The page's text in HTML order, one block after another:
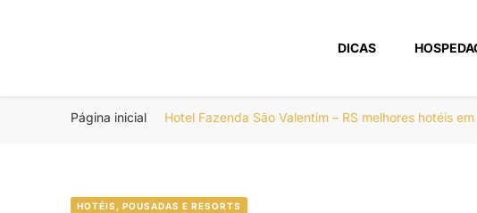
Portal Boa Viagem
DICAS
Página inicial Hotel Fazenda São Valentim – RS melhores hotéis
HOTÉIS, POUSADAS E RESORTS